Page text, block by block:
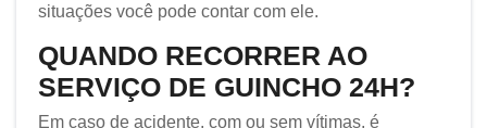
situações você pode contar com ele.
QUANDO RECORRER AO
SERVIÇO DE GUINCHO 24H?
Em caso de acidente, com ou sem vítimas, é